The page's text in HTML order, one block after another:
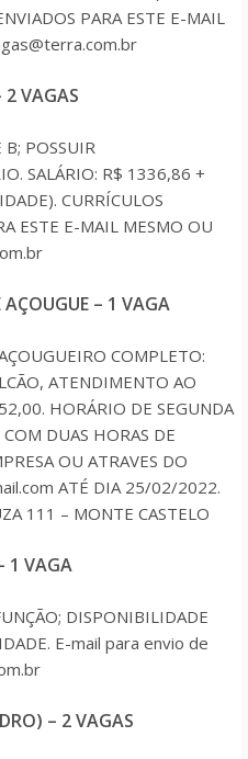
PARA ESTE E-MAIL
2 VAGAS
POSSUIR
SALÁRIO: R$ 1336,86 +
CURRÍCULOS
ESTE E-MAIL MESMO OU
AÇOUGUE – 1 VAGA
COMPLETO:
ATENDIMENTO AO
HORÁRIO DE SEGUNDA
DUAS HORAS DE
OU ATRAVES DO
ATÉ DIA 25/02/2022.
111 – MONTE CASTELO
1 VAGA
DISPONIBILIDADE
E-mail para envio de
– 2 VAGAS